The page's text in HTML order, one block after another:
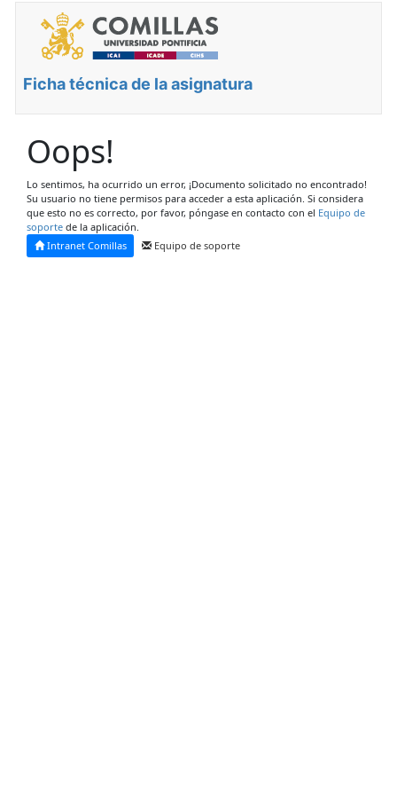
Ficha técnica de la asignatura
Oops!
Lo sentimos, ha ocurrido un error, ¡Documento solicitado no encontrado!
Su usuario no tiene permisos para acceder a esta aplicación. Si considera
que esto no es correcto, por favor, póngase en contacto con el Equipo de
soporte de la aplicación.
Intranet Comillas
Equipo de soporte